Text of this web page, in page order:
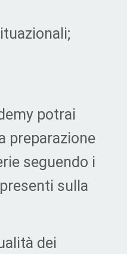
potrai
preparazione
seguendo i
sulla
dei